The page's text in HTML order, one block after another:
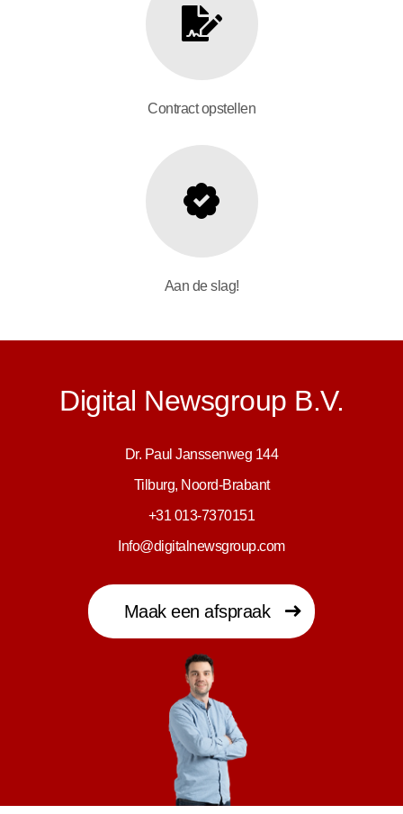
Contract opstellen
Aan de slag!
Digital Newsgroup B.V.
Dr. Paul Janssenweg 144
Tilburg, Noord-Brabant
+31 013-7370151
Info@digitalnewsgroup.com
Maak een afspraak